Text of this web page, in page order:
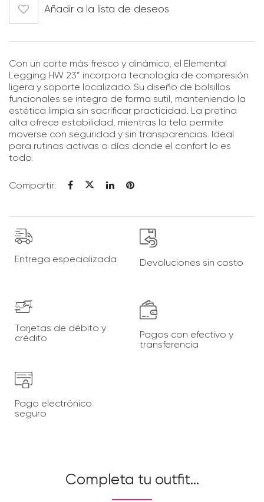
Añadir a la lista de deseos
Con un corte más fresco y dinámico, el Elemental
Legging HW 23” incorpora tecnología de compresión
ligera y soporte localizado. Su diseño de bolsillos
funcionales se integra de forma sutil, manteniendo la
estética limpia sin sacrificar practicidad. La pretina
alta ofrece estabilidad, mientras la tela permite
moverse con seguridad y sin transparencias. Ideal
para rutinas activas o días donde el confort lo es
todo.
Compartir:
Entrega especializada Devoluciones sin costo
Tarjetas de débito y
crédito
Pagos con efectivo y
transferencia
Pago electrónico
seguro
Completa tu outfit…